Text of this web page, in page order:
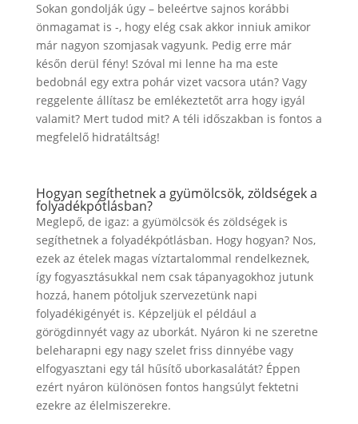
Sokan gondolják úgy – beleértve sajnos korábbi
önmagamat is -, hogy elég csak akkor inniuk amikor
már nagyon szomjasak vagyunk. Pedig erre már
későn derül fény! Szóval mi lenne ha ma este
bedobnál egy extra pohár vizet vacsora után? Vagy
reggelente állítasz be emlékeztetőt arra hogy igyál
valamit? Mert tudod mit? A téli időszakban is fontos a
megfelelő hidratáltság!
Hogyan segíthetnek a gyümölcsök, zöldségek a
folyadékpótlásban?
Meglepő, de igaz: a gyümölcsök és zöldségek is
segíthetnek a folyadékpótlásban. Hogy hogyan? Nos,
ezek az ételek magas víztartalommal rendelkeznek,
így fogyasztásukkal nem csak tápanyagokhoz jutunk
hozzá, hanem pótoljuk szervezetünk napi
folyadékigényét is. Képzeljük el például a
görögdinnyét vagy az uborkát. Nyáron ki ne szeretne
beleharapni egy nagy szelet friss dinnyébe vagy
elfogyasztani egy tál hűsítő uborkasalátát? Éppen
ezért nyáron különösen fontos hangsúlyt fektetni
ezekre az élelmiszerekre.